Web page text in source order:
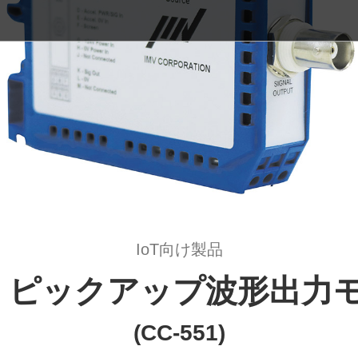
IoT向け製品
ピックアップ波形出力
(CC-551)